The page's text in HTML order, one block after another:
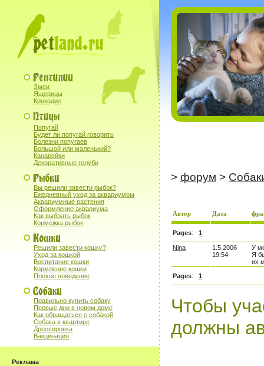
Змеи
Ящерицы
Крокодил
Попугай
Будет ли попугай говорить
Болезни попугаев
Большой или маленький?
Канарейки
Декоративные голуби
Вы решили завести рыбок?
Ежедневный уход за аквариумом
Аквариумные растения
Оформление аквариума
Как выбрать рыбок
Кормежка рыбок
Решили завести кошку?
Уход за кошкой
Воспитание кошки
Кормление кошки
Плохое поведение
Правильно купить собаку
Первые дни в новом доме
Как обращаться с собакой
Собака в квартире
Дрессировка
Вакцинация
Реклама
> форум >
Автор Дата
Pages: 1
Nina
1.5.2006
19:54
У
Я
их
Pages: 1
Чтобы
должны